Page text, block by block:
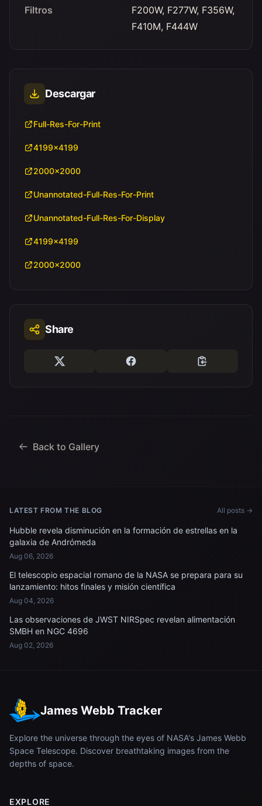
Filtros
F200W, F277W, F356W,
F410M, F444W
Descargar
Full-Res-For-Print
4199x4199
2000x2000
Unannotated-Full-Res-For-Print
Unannotated-Full-Res-For-Display
4199x4199
2000x2000
Share
Back to Gallery
LATEST FROM THE BLOG All posts →
Hubble revela disminución en la formación de estrellas en la
galaxia de Andrómeda
Aug 06, 2026
El telescopio espacial romano de la NASA se prepara para su
lanzamiento: hitos finales y misión científica
Aug 04, 2026
Las observaciones de JWST NIRSpec revelan alimentación
SMBH en NGC 4696
Aug 02, 2026
James Webb Tracker
Explore the universe through the eyes of NASA's James Webb
Space Telescope. Discover breathtaking images from the
depths of space.
EXPLORE